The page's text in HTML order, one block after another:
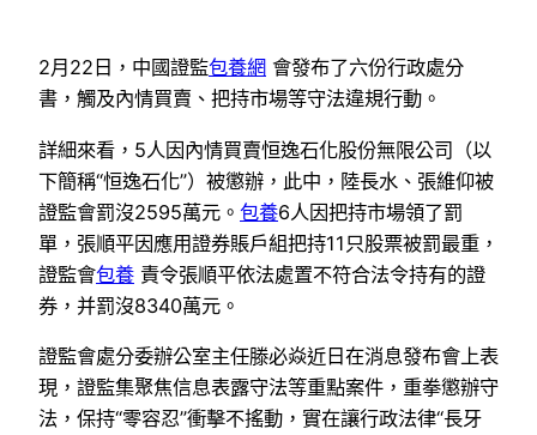
2月22日，中國證監包養網 會發布了六份行政處分
書，觸及內情買賣、把持市場等守法違規行動。
詳細來看，5人因內情買賣恒逸石化股份無限公司（以
下簡稱“恒逸石化”）被懲辦，此中，陸長水、張維仰被
證監會罰沒2595萬元。 包養6人因把持市場領了罰
單，張順平因應用證券賬戶組把持11只股票被罰最重，
證監會包養 責令張順平依法處置不符合法令持有的證
券，并罰沒8340萬元。
證監會處分委辦公室主任滕必焱近日在消息發布會上表
現，證監集聚焦信息表露守法等重點案件，重拳懲辦守
法，保持“零容忍”衝擊不搖動，實在讓行政法律“長牙